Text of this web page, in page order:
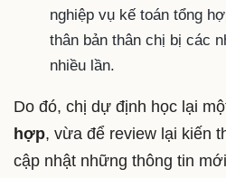
nghiệp vụ kế toán tổng
thân bản thân chị bị các
nhiều lần.
Do đó, chị dự định học lại
hợp, vừa để review lại kiến
cập nhật những thông tin